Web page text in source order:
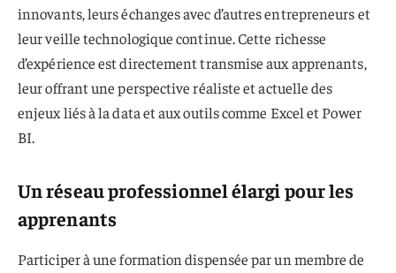
innovants, leurs échanges avec d’autres entrepreneurs et
leur veille technologique continue. Cette richesse
d’expérience est directement transmise aux apprenants,
leur offrant une perspective réaliste et actuelle des
enjeux liés à la data et aux outils comme Excel et Power
BI.
Un réseau professionnel élargi pour les
apprenants
Participer à une formation dispensée par un membre de